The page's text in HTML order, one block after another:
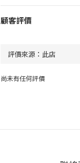
顧客評價
尚未有任何評價